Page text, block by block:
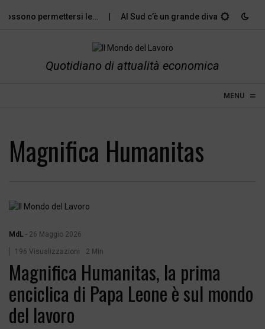
permettersi le… Al Sud c’è un grande divario tra gli…
Quotidiano di attualità economica
MENU ≡
☰
Magnifica Humanitas
MdL - 26 Maggio 2026
196 Visualizzazioni 2 Min
Magnifica Humanitas, la prima
enciclica di Papa Leone è sul mondo
del lavoro